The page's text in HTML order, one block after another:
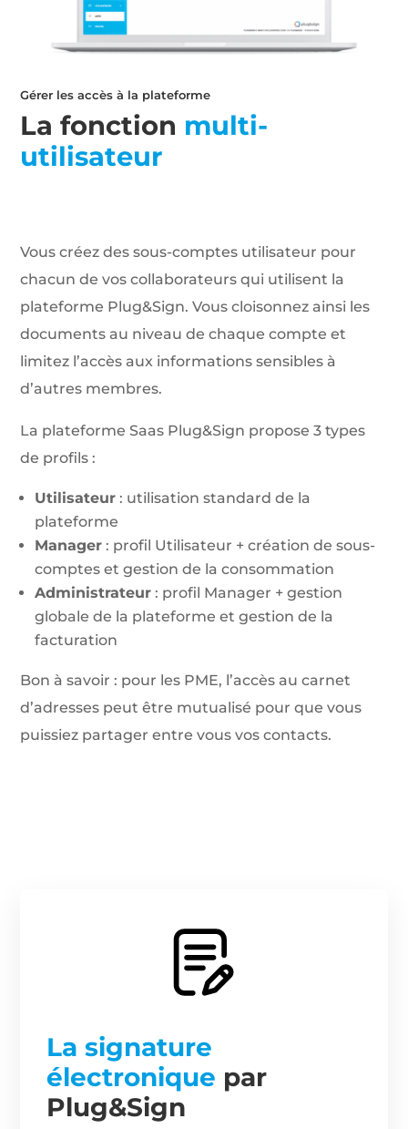
La fonction multi-
utilisateur
Gérer les accès à la plateforme
Vous créez des sous-comptes utilisateur pour
chacun de vos collaborateurs qui utilisent la
plateforme Plug&Sign. Vous cloisonnez ainsi les
documents au niveau de chaque compte et
limitez l’accès aux informations sensibles à
d’autres membres.
La plateforme Saas Plug&Sign propose 3 types
de profils :
Utilisateur : utilisation standard de la
plateforme
Manager : profil Utilisateur + création de sous-
comptes et gestion de la consommation
Administrateur : profil Manager + gestion
globale de la plateforme et gestion de la
facturation
Bon à savoir : pour les PME, l’accès au carnet
d’adresses peut être mutualisé pour que vous
puissiez partager entre vous vos contacts.
La signature
électronique par
Plug&Sign